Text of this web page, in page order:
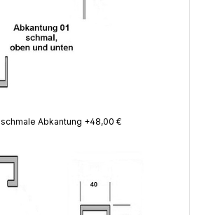
schmale Abkantung +48,00 €